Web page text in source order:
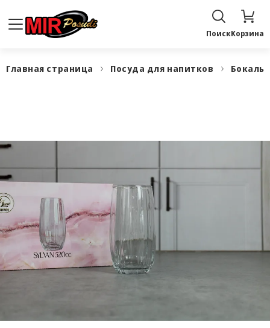
ПоискКорзина
Главная страница Посуда для напитков